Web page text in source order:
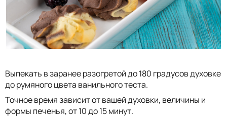
Выпекать в заранее разогретой до 180 градусов духовке
до румяного цвета ванильного теста.
Точное время зависит от вашей духовки, величины и
формы печенья, от 10 до 15 минут.